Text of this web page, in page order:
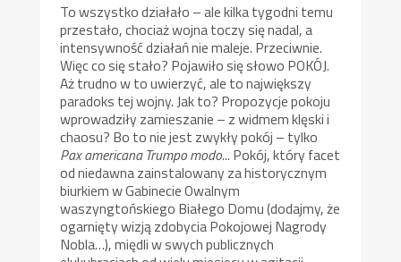
To wszystko działało – ale kilka tygodni temu
przestało, chociaż wojna toczy się nadal, a
intensywność działań nie maleje. Przeciwnie.
Więc co się stało? Pojawiło się słowo POKÓJ.
Aż trudno w to uwierzyć, ale to największy
paradoks tej wojny. Jak to? Propozycje pokoju
wprowadziły zamieszanie – z widmem klęski i
chaosu? Bo to nie jest zwykły pokój – tylko
Pax americana Trumpo modo... Pokój, który facet
od niedawna zainstalowany za historycznym
biurkiem w Gabinecie Owalnym
waszyngtońskiego Białego Domu (dodajmy, że
ogarnięty wizją zdobycia Pokojowej Nagrody
Nobla…), międli w swych publicznych